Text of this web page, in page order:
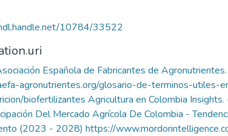
10784/33522
Española de Fabricantes de
agronutrientes.org/glosario-de-terminos-utiles-
biofertilizantes Agricultura en Colombia Insights.
Del Mercado Agrícola De Colombia -
(2023 - 2028) https://